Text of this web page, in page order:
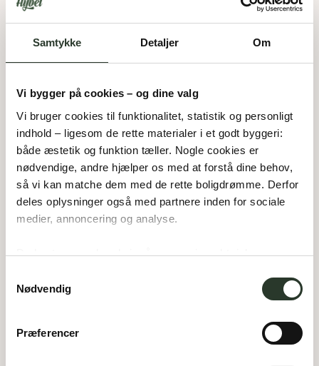
Samtykke Detaljer Om
Vi bygger på cookies – og dine valg
Vi bruger cookies til funktionalitet, statistik og personligt
indhold – ligesom de rette materialer i et godt byggeri:
både æstetik og funktion tæller. Nogle cookies er
nødvendige, andre hjælper os med at forstå dine behov,
så vi kan matche dem med de rette boligdrømme. Derfor
deles oplysninger også med partnere inden for sociale
medier, annoncering og analyse.
Du bestemmer, hvad vi må gemme i værktøjskassen –
Nødvendig
Præferencer